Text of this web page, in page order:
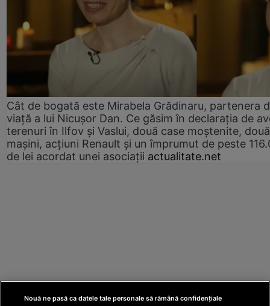
Cât de bogată este Mirabela Grădinaru, partenera
viață a lui Nicușor Dan. Ce găsim în declarația de
terenuri în Ilfov și Vaslui, două case moștenite, două
mașini, acțiuni Renault și un împrumut de peste
de lei acordat unei asociații actualitate.net
Nouă ne pasă ca datele tale personale să rămână confidențiale